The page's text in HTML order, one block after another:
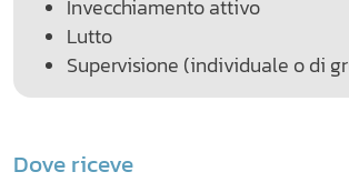
Invecchiamento attivo
Lutto
Supervisione (individuale o di
Dove riceve